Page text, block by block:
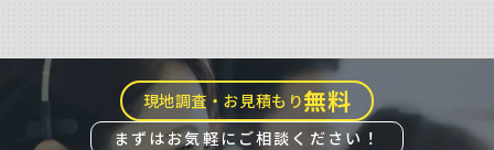
現地調査・お見積もり無料
まずはお気軽にご相談ください！